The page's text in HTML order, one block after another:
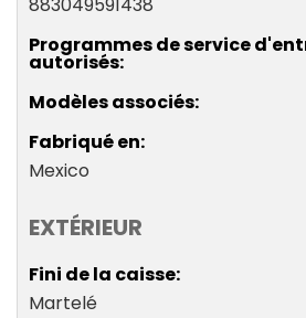
883049591438
Programmes de service
autorisés
Modèles associés
Fabriqué en
Mexico
EXTÉRIEUR
Fini de la caisse
Martelé